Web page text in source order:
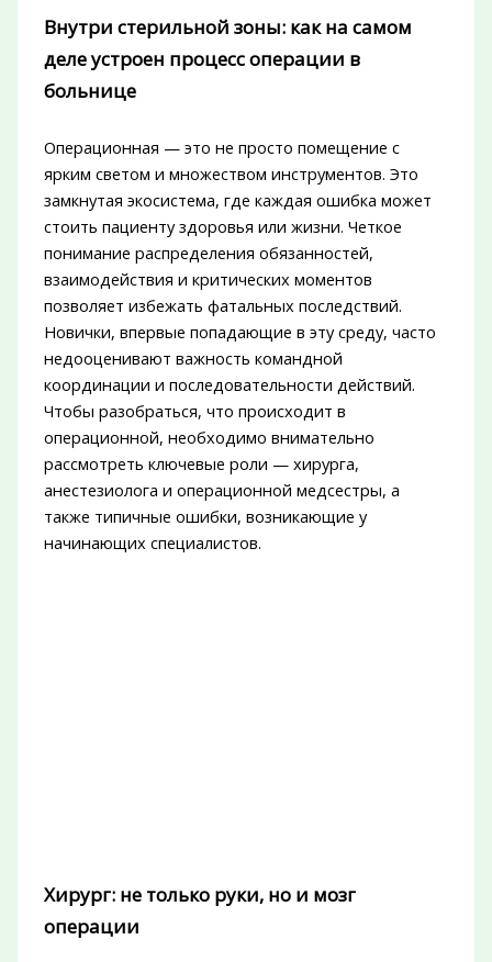
Внутри стерильной зоны: как на самом
деле устроен процесс операции в
больнице
Операционная — это не просто помещение с
ярким светом и множеством инструментов. Это
замкнутая экосистема, где каждая ошибка может
стоить пациенту здоровья или жизни. Четкое
понимание распределения обязанностей,
взаимодействия и критических моментов
позволяет избежать фатальных последствий.
Новички, впервые попадающие в эту среду, часто
недооценивают важность командной
координации и последовательности действий.
Чтобы разобраться, что происходит в
операционной, необходимо внимательно
рассмотреть ключевые роли — хирурга,
анестезиолога и операционной медсестры, а
также типичные ошибки, возникающие у
начинающих специалистов.
Хирург: не только руки, но и мозг
операции